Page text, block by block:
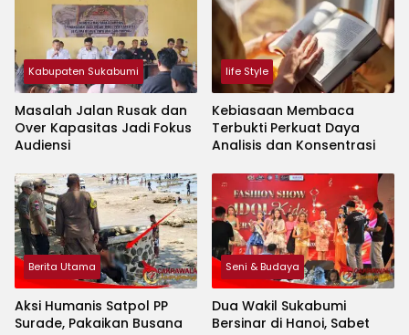
Kabupaten Sukabumi
Masalah Jalan Rusak dan
Over Kapasitas Jadi Fokus
Audiensi
life Style
Kebiasaan Membaca
Terbukti Perkuat Daya
Analisis dan Konsentrasi
Berita Utama
Aksi Humanis Satpol PP
Surade, Pakaikan Busana
Seni & Budaya
Dua Wakil Sukabumi
Bersinar di Hanoi, Sabet